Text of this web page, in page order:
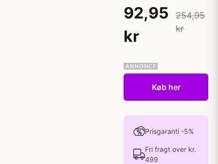
92,95
kr
254,95
kr
Køb her
Prisgaranti -5%
Fri fragt over kr.
499